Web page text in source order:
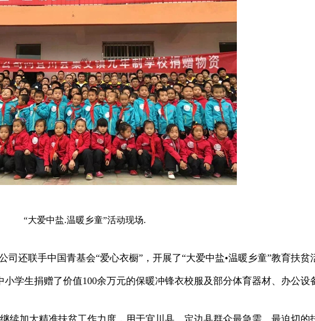
“大爱中盐.温暖乡童”活动现场.
司还联手中国青基会“爱心衣橱”，开展了“大爱中盐•温暖乡童”教育扶贫
学生捐赠了价值100余万元的保暖冲锋衣校服及部分体育器材、办公设
续加大精准扶贫工作力度，用于宜川县、定边县群众最急需、最迫切的